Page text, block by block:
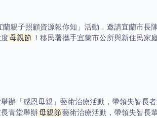
親子照顧資源報你知」活動，邀請宜蘭市長
母親節 ！移民署攜手宜蘭市公所與新住民家
辦「感恩母親」藝術治療活動，帶領失智長
青堂舉辦母親節藝術治療活動，帶領失智長